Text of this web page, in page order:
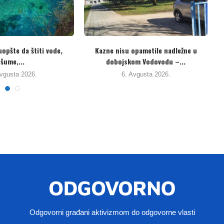
novi kolektivni ugovori za
prosvjetne radnike u...
5. Avgusta 2026.
Hoće li se ikad u ovoj zemlji
5. Avgusta 2026.
Odgovorni građani aktivizmom do odgovorne vlasti